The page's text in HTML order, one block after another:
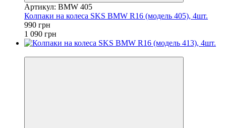
Артикул: BMW 405
Колпаки на колеса SKS BMW R16 (модель 405), 4шт.
990 грн
1 090 грн